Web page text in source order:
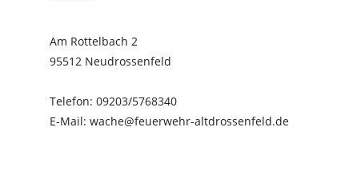
Am Rottelbach 2
95512 Neudrossenfeld
Telefon: 09203/5768340
E-Mail: wache@feuerwehr-altdrossenfeld.de